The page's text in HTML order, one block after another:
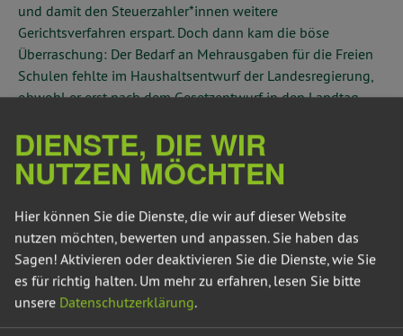
und damit den Steuerzahler*innen weitere
Gerichtsverfahren erspart. Doch dann kam die böse
Überraschung: Der Bedarf an Mehrausgaben für die Freien
Schulen fehlte im Haushaltsentwurf der Landesregierung,
obwohl er erst nach dem Gesetzentwurf in den Landtag
Koalitionsfraktionen im Finanzausschuss die angedachten
flexiblen Schulbudgets geopfert werden. Das macht mich
fassungslos“, sagt Susan Sziborra-Seidlitz,
„Die Koalition kassiert selbst ihren eigenen Vorschlag zur
Bekämpfung des Lehrkräftemangels. Anfang des Jahres hat
Ministerpräsident Reiner Haseloff den Lehrkräftemangel zur
Chefsache erklärt und einen Bildungsdialog einberufen. Zu
den wenigen positiven und erfolgversprechenden
DIENSTE, DIE WIR
NUTZEN MÖCHTEN
Hier können Sie die Dienste, die wir auf dieser Website
nutzen möchten, bewerten und anpassen. Sie haben das
Sagen! Aktivieren oder deaktivieren Sie die Dienste, wie Sie
es für richtig halten. Um mehr zu erfahren, lesen Sie bitte
unsere Datenschutzerklärung.